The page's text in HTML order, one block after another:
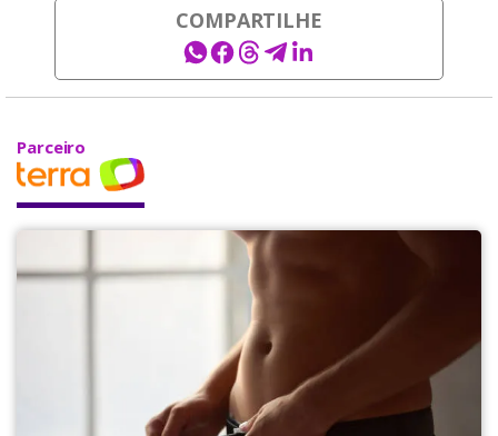
COMPARTILHE
Parceiro